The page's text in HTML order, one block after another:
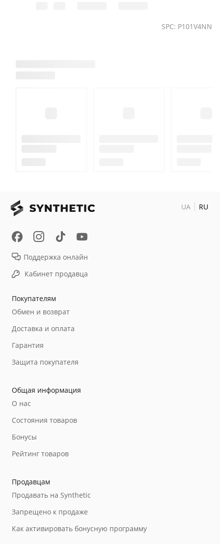
SPC: P101V4NN
Покупателям
Обмен и возврат
Доставка и оплата
Гарантия
Защита покупателя
Общая информация
О нас
Состояния товаров
Бонусы
Рейтинг товаров
Продавцам
Продавать на Synthetic
Запрещено к продаже
Как активировать бонусную программу
Поддержка онлайн
Кабинет продавца
UA RU